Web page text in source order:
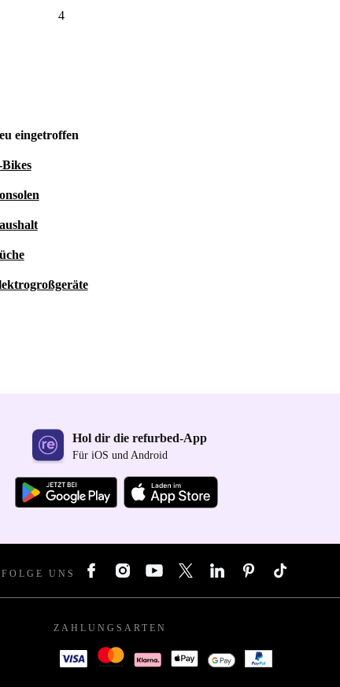
4
eingetroffen
Hol dir die refurbed-App
Für iOS und Android
FOLGE UNS
ZAHLUNGSARTEN